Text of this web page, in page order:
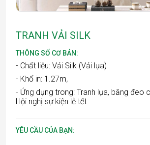
TRANH VẢI SILK
THÔNG SỐ CƠ BẢN:
- Chất liệu: Vải Silk (Vải lụa)
- Khổ in: 1.27m,
- Ứng dụng trong: Tranh lụa, băng đeo
Hội nghị sự kiện lễ tết
YÊU CẦU CỦA BẠN: